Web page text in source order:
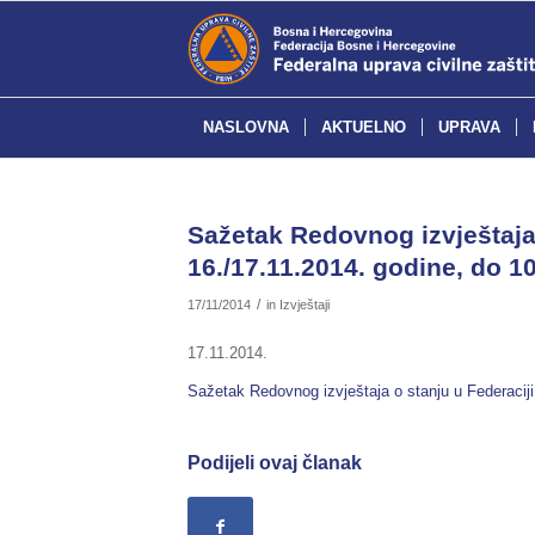
NASLOVNA AKTUELNO UPRAVA
Sažetak Redovnog
16./17.11.2014. godine, do
17/11/2014 / in Izvještaji
17.11.2014.
Sažetak Redovnog izvještaja o stanju u
Podijeli ovaj članak